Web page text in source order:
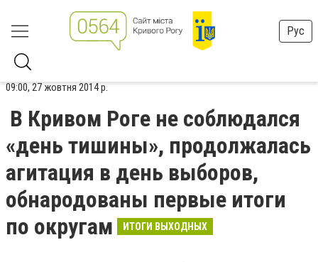
Рус
09:00, 27 жовтня 2014 р.
В Кривом Роге не соблюдался
«день тишины», продолжалась
агитация в день выборов,
обнародованы первые итоги
по округам
ИТОГИ ВЫХОДНЫХ